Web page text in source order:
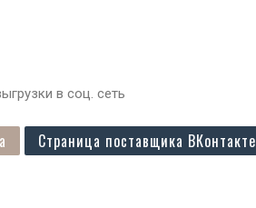
в соц. сеть
Страница поставщика ВКонтакте